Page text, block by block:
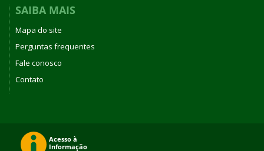
SAIBA MAIS
Mapa do site
Perguntas frequentes
Fale conosco
Contato